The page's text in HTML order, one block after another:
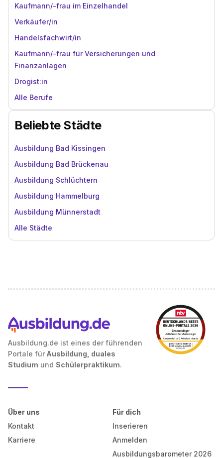
Kaufmann/-frau im Einzelhandel
Verkäufer/in
Handelsfachwirt/in
Kaufmann/-frau für Versicherungen und
Finanzanlagen
Drogist:in
Alle Berufe
Beliebte Städte
Ausbildung Bad Kissingen
Ausbildung Bad Brückenau
Ausbildung Schlüchtern
Ausbildung Hammelburg
Ausbildung Münnerstadt
Alle Städte
Ausbildung.de ist eines der führenden
Portale für Ausbildung, duales
Studium und Schülerpraktikum.
Über uns
Kontakt
Karriere
Für dich
Inserieren
Anmelden
Ausbildungsbarometer 2026